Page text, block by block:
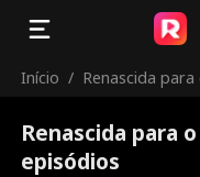
Início / Renascida para
Renascida para
episódios